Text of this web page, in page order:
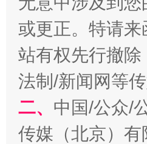
揭开“小金库”的免责幌
或更正。特请
站有权先行撤
法制/新闻网等
二、 中国/公众/
传媒（北京）